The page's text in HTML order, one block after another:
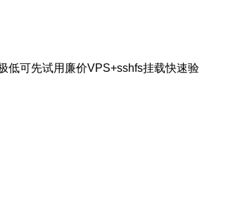
低可先试用廉价VPS+sshfs挂载快速验